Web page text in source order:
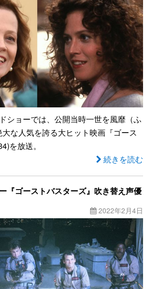
ショーでは、公開当時一世を風靡（ふ
な人気を誇る大ヒット映画『ゴース
を放送。
続きを読む
『ゴーストバスターズ』吹き替え声優
2022年2月4日